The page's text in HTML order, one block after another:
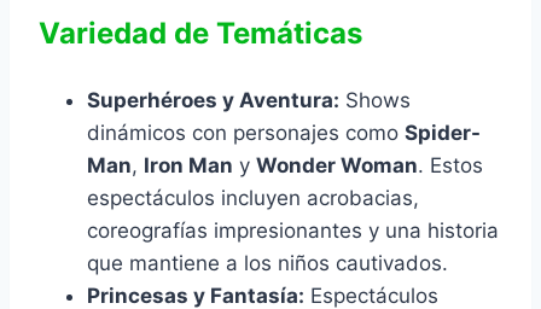
Variedad de Temáticas
Superhéroes y Aventura: Shows
dinámicos con personajes como Spider-
Man, Iron Man y Wonder Woman. Estos
espectáculos incluyen acrobacias,
coreografías impresionantes y una historia
que mantiene a los niños cautivados.
Princesas y Fantasía: Espectáculos